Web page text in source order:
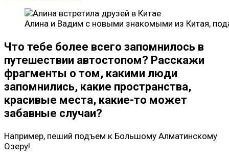
Алина и Вадим с новыми знакомыми из Китая,
Что тебе более всего запомнилось в
путешествии автостопом? Расскажи
фрагменты о том, какими люди
запомнились, какие пространства,
красивые места, какие-то может
забавные случаи?
Например, пеший подъем к Большому Алматинскому
Озеру!